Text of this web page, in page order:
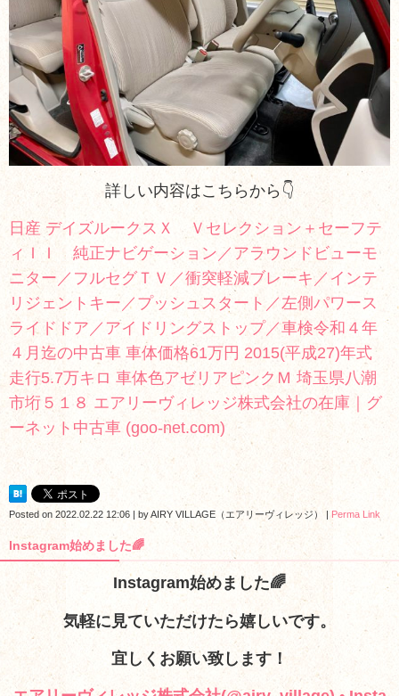
詳しい内容はこちらから👇
日産 デイズルークスＸ Ｖセレクション＋セーフテ
ィＩＩ 純正ナビゲーション／アラウンドビューモ
ニター／フルセグＴＶ／衝突軽減ブレーキ／インテ
リジェントキー／プッシュスタート／左側パワース
ライドドア／アイドリングストップ／車検令和４年
４月迄の中古車 車体価格61万円 2015(平成27)年式
走行5.7万キロ 車体色アゼリアピンクＭ 埼玉県八潮
市垳５１８ エアリーヴィレッジ株式会社の在庫｜グ
ーネット中古車 (goo-net.com)
Posted on 2022.02.22 12:06 byAIRY VILLAGE（エアリーヴィレッジ） Perma Link
Instagram始めました🌈
Instagram始めました🌈
気軽に見ていただけたら嬉しいです。
宜しくお願い致します！